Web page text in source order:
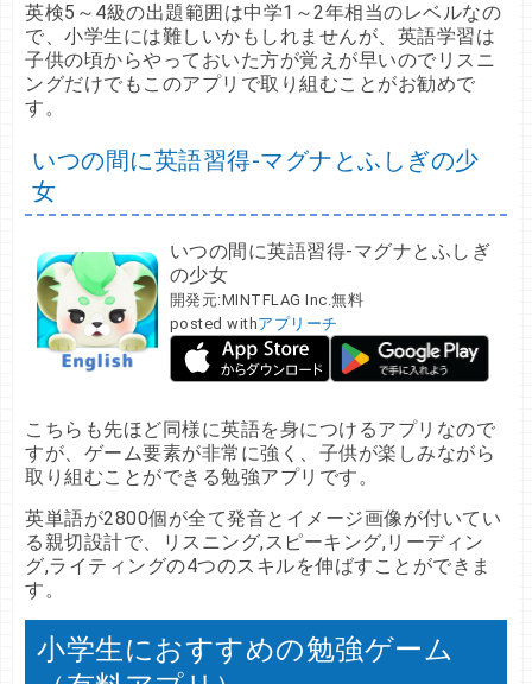
英検5～4級の出題範囲は中学1～2年相当のレベルなの
で、小学生には難しいかもしれませんが、英語学習は
子供の頃からやっておいた方が覚えが早いのでリスニ
ングだけでもこのアプリで取り組むことがお勧めで
す。
いつの間に英語習得-マグナとふしぎの少
女
いつの間に英語習得-マグナとふしぎ
の少女
開発元:MINTFLAG Inc.無料
posted withアプリーチ
こちらも先ほど同様に英語を身につけるアプリなので
すが、ゲーム要素が非常に強く、子供が楽しみながら
取り組むことができる勉強アプリです。
英単語が2800個が全て発音とイメージ画像が付いてい
る親切設計で、リスニング,スピーキング,リーディン
グ,ライティングの4つのスキルを伸ばすことができま
す。
小学生におすすめの勉強ゲーム